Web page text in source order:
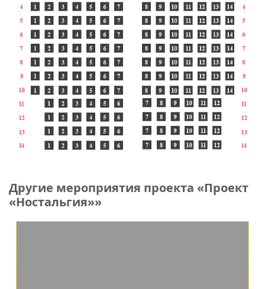
Другие мероприятия проекта «Проект
«Ностальгия»»